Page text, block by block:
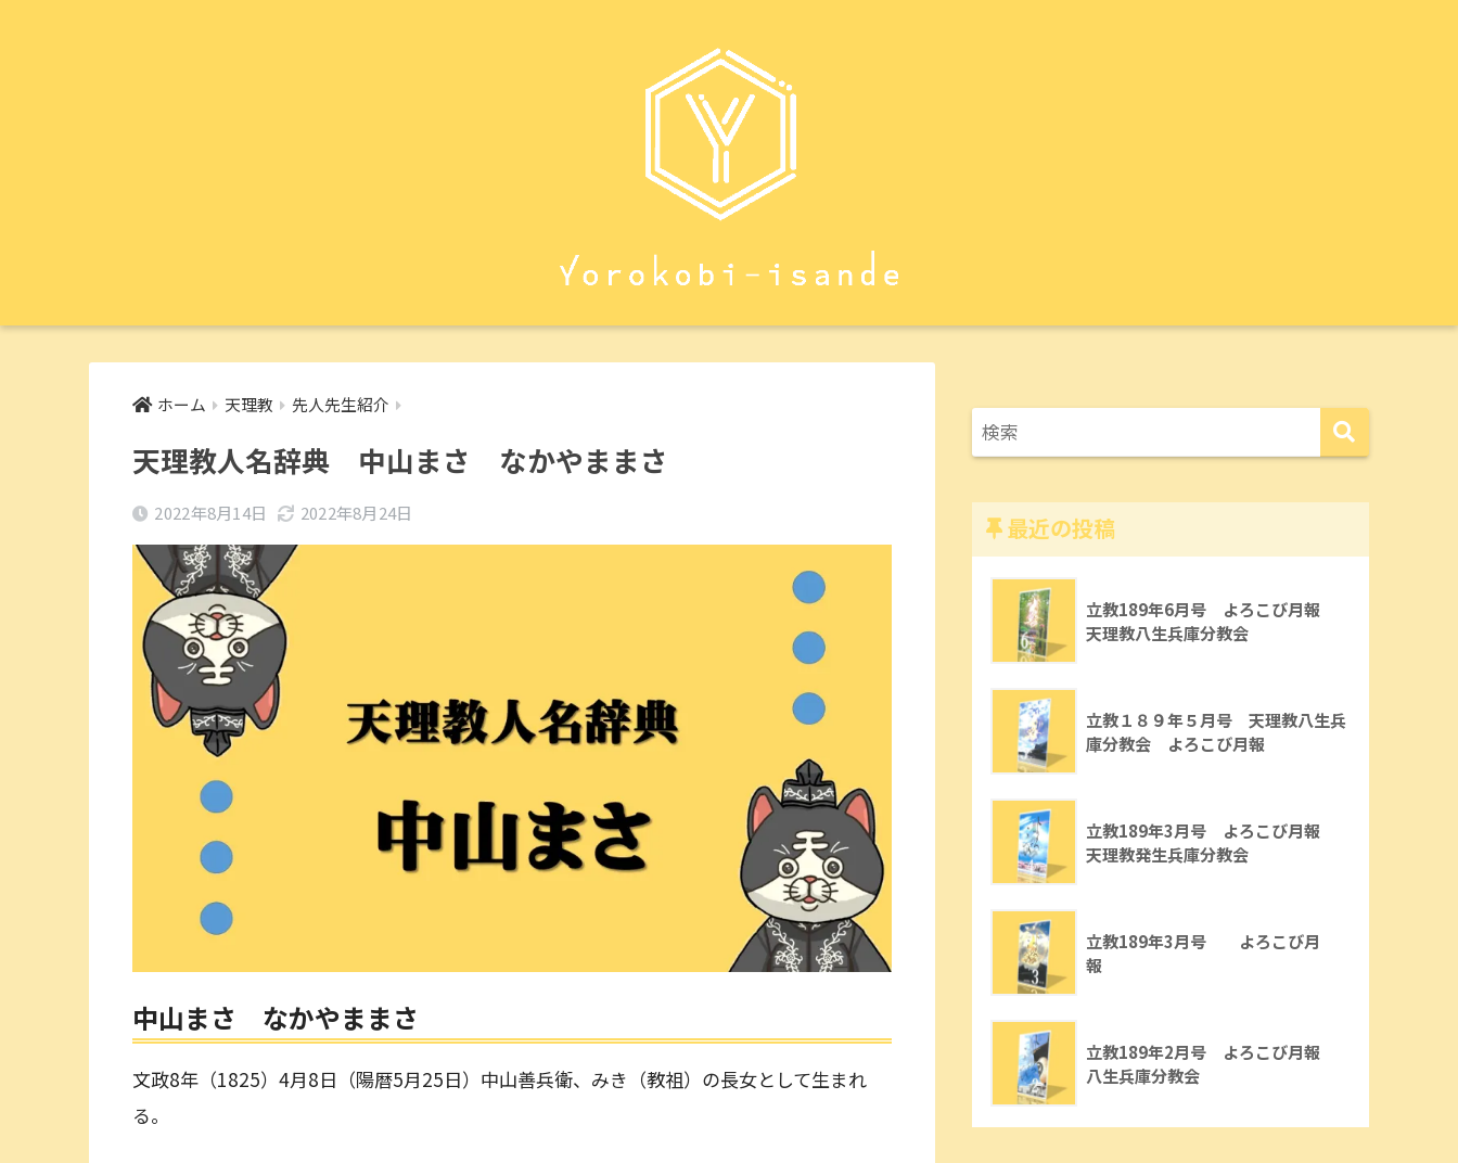
ホーム 天理教 先人先生紹介
天理教人名辞典 中山まさ なかやままさ
2022年8月14日 2022年8月24日
中山まさ なかやままさ
文政8年（1825）4月8日（陽暦5月25日）中山善兵衛、みき（教祖）の長女として生まれ
る。
最近の投稿
立教189年6月号 よろこび月報
天理教八生兵庫分教会
立教１８９年５月号 天理教八生兵
庫分教会 よろこび月報
立教189年3月号 よろこび月報
天理教発生兵庫分教会
立教189年3月号 よろこび月
報
立教189年2月号 よろこび月報
八生兵庫分教会